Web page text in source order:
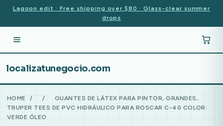
Lagoon edit · Free shipping over $80 · Glass-clear summer
drops
localizatunegocio.com
HOME / /
GUANTES DE LÁTEX PARA PINTOR, GRANDES,
TRUPER TEES DE PVC HIDRÁULICO PARA ROSCAR C-40 COLOR:
VERDE ÓLEO